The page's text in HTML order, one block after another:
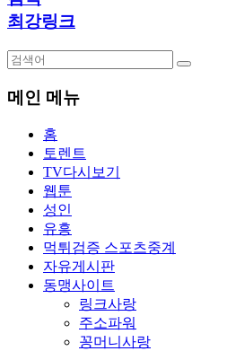
최강링크
메인 메뉴
홈
토렌트
TV다시보기
웹툰
성인
유흥
먹튀검증 스포츠중계
자유게시판
동맹사이트
링크사랑
주소파워
꽁머니사랑